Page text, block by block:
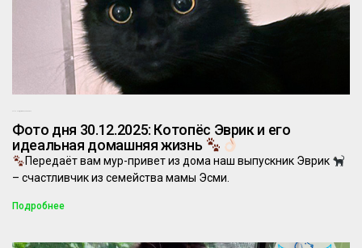
Фото дня 30.12.2025: Котопёс Эврик и его
идеальная домашняя жизнь
Передаёт вам мур-привет из дома наш выпускник Эврик
– счастливчик из семейства мамы Эсми.
Подробнее